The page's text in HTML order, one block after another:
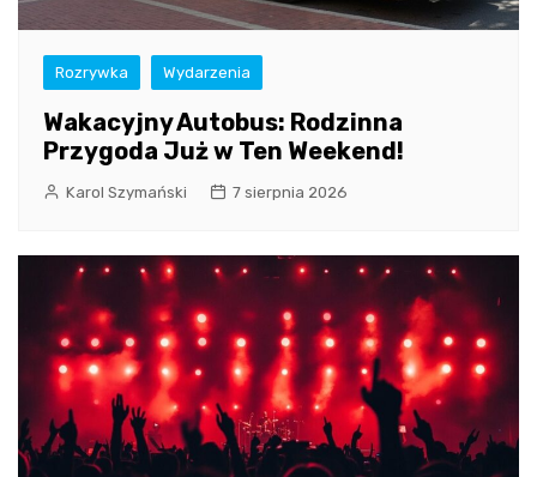
Rozrywka Wydarzenia
Wakacyjny Autobus: Rodzinna
Przygoda Już w Ten Weekend!
Karol Szymański 7 sierpnia 2026